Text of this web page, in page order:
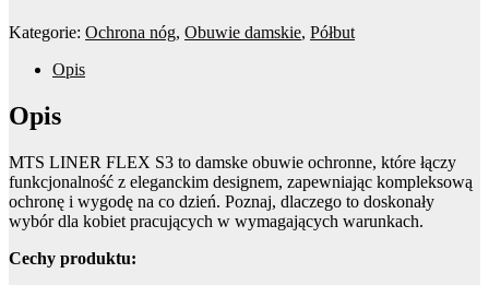
Kategorie: Ochrona nóg, Obuwie damskie, Półbut
Opis
Opis
MTS LINER FLEX S3 to damske obuwie ochronne, które łączy
funkcjonalność z eleganckim designem, zapewniając kompleksową
ochronę i wygodę na co dzień. Poznaj, dlaczego to doskonały
wybór dla kobiet pracujących w wymagających warunkach.
Cechy produktu: